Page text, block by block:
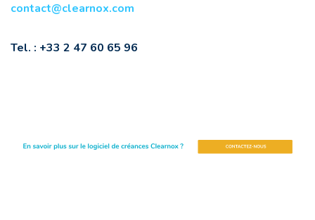
contact@clearnox.com
Tel. : +33 2 47 60 65 96